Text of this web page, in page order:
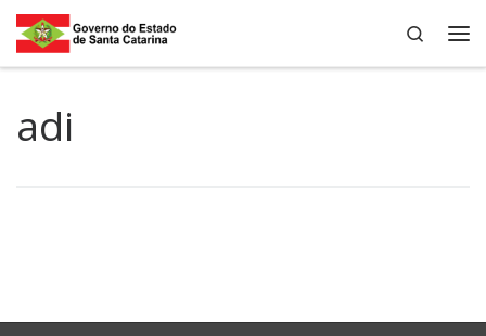
Skip to content
Search
adi